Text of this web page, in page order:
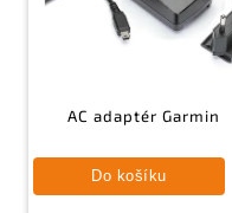
AC adaptér Garmin
Do košíku